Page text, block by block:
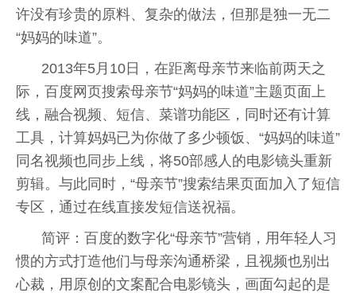
许没有珍贵的原料、复杂的做法，但那是独一无二
“妈妈的味道”。
2013年5月10日，在距离母亲节来临前两天之
际，百度网页搜索母亲节“妈妈的味道”主题页面上
线，融合视频、短信、菜谱功能区，同时还有计算
工具，计算妈妈已为你做了多少顿饭、“妈妈的味道”
同名视频也同步上线，将50部感人的电影镜头重新
剪辑。与此同时，“母亲节”搜索结果页面加入了短信
专区，通过在线直接发短信送祝福。
简评：百度的数字化“母亲节”营销，用年轻人习
惯的方式打造他们与母亲沟通桥梁，且视频也别出
心裁，用原创的文案配合电影镜头，画面勾起的是